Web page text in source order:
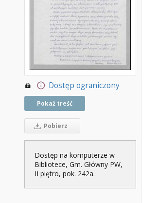
Dostęp ograniczony
Pokaż treść
Pobierz
Dostęp na komputerze w
Bibliotece, Gm. Główny PW,
II piętro, pok. 242a.